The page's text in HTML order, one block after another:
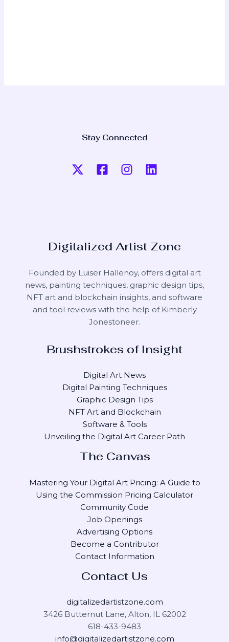
Stay Connected
Digitalized Artist Zone
Founded by Luiser Hallenoy, offers digital art
news, painting techniques, graphic design tips,
NFT art and blockchain insights, and software
and tool reviews with the help of Kimberly
Jonestoneer.
Brushstrokes of Insight
Digital Art News
Digital Painting Techniques
Graphic Design Tips
NFT Art and Blockchain
Software & Tools
Unveiling the Digital Art Career Path
The Canvas
Mastering Your Digital Art Pricing: A Guide to
Using the Commission Pricing Calculator
Community Code
Job Openings
Advertising Options
Become a Contributor
Contact Information
Contact Us
digitalizedartistzone.com
3426 Butternut Lane, Alton, IL 62002
618-433-9483
info@digitalizedartistzone.com